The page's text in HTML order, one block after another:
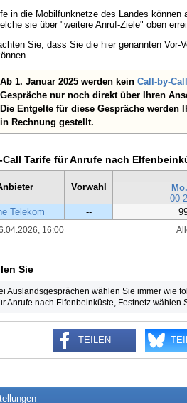
in die Mobilfunknetze des Landes
sie über "weitere Anruf-Ziele" oben
Sie, dass Sie die hier genannten
Ab 1. Januar 2025 werden kein Call-by-Call
Gespräche nur noch direkt über Ihren
Die Entgelte für diese Gespräche werden
in Rechnung gestellt.
Call Tarife für Anrufe nach
Vorwahl
00-
Telekom
--
16:00
Sie
Auslandsgesprächen wählen Sie immer wie
Anrufe nach Elfenbeinküste, Festnetz wählen
TEILEN